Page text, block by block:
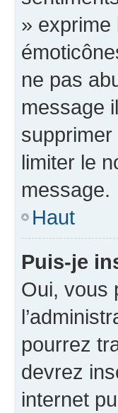
» exprime
ne pas
message
supprimer
limiter le
message.
Haut
Puis-je
Oui, vous
pourrez
devrez
internet